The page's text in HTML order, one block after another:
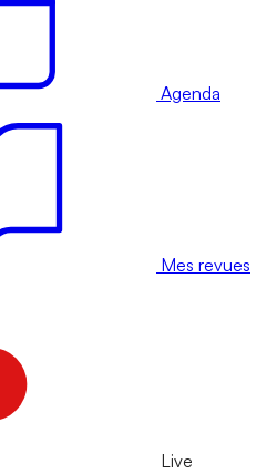
Agenda
Mes revues
Live